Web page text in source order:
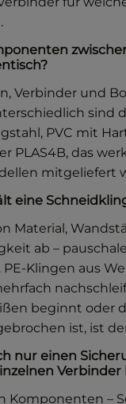
Verbinder und
sind
PVC mit
PLAS4B, das
mitgeliefert
eine
Material,
ab –
Klingen aus
beginnt oder
ist, ist
nur einen
Verbinder
Komponenten –